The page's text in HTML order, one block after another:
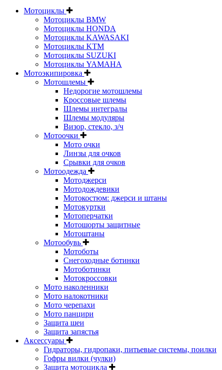
Мотоциклы
Мотоциклы BMW
Мотоциклы HONDA
Мотоциклы KAWASAKI
Мотоциклы KTM
Мотоциклы SUZUKI
Мотоциклы YAMAHA
Мотоэкипировка
Мотошлемы
Недорогие мотошлемы
Кроссовые шлемы
Шлемы интегралы
Шлемы модуляры
Визор, стекло, з/ч
Мотоочки
Мото очки
Линзы для очков
Срывки для очков
Мотоодежда
Мотоджерси
Мотодождевики
Мотокостюм: джерси и штаны
Мотокуртки
Мотоперчатки
Мотошорты защитные
Мотоштаны
Мотообувь
Мотоботы
Снегоходные ботинки
Мотоботинки
Мотокроссовки
Мото наколенники
Мото налокотники
Мото черепахи
Мото панцири
Защита шеи
Защита запястья
Аксессуары
Гидраторы, гидропаки, питьевые системы, поилки
Гофры вилки (чулки)
Защита мотоцикла